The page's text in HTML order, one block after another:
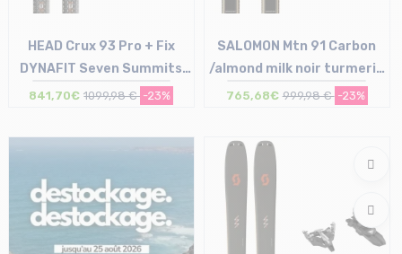
HEAD Crux 93 Pro + Fix
DYNAFIT Seven Summits
sans freins /noir argent
841,70€ 1099,98 € -23%
158 | 166 | 182
SALOMON Mtn 91 Carbon
/almond milk noir turmeric
+ Fix DYNAFIT Seven
765,68€ 999,98 € -23%